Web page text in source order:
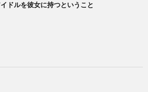
ドルを彼女に持つということ